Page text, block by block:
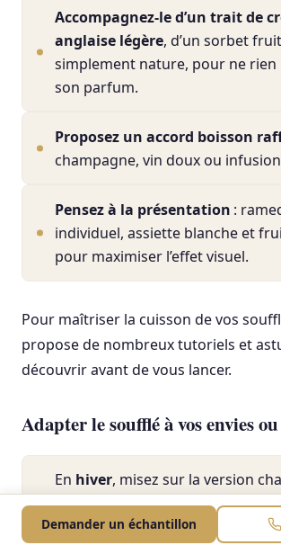
Accompagnez-le d’un trait de
anglaise légère, d’un sorbet
simplement nature, pour ne rien
son parfum.
Proposez un accord boisson
champagne, vin doux ou infusion
Pensez à la présentation :
individuel, assiette blanche et
pour maximiser l’effet visuel.
Pour maîtriser la cuisson de vos
propose de nombreux tutoriels et
découvrir avant de vous lancer.
Adapter le soufflé à vos envies
En hiver, misez sur la version
sortie du four, parfaite pour
cœurs après un repas copieux.
Demander un échantillon